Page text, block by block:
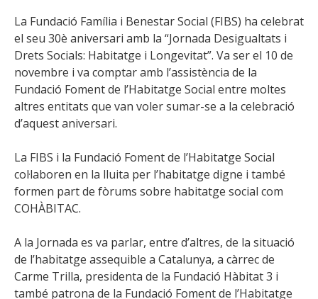
La Fundació Família i Benestar Social (FIBS) ha celebrat
el seu 30è aniversari amb la “Jornada Desigualtats i
Drets Socials: Habitatge i Longevitat”. Va ser el 10 de
novembre i va comptar amb l’assistència de la
Fundació Foment de l’Habitatge Social entre moltes
altres entitats que van voler sumar-se a la celebració
d’aquest aniversari.
La FIBS i la Fundació Foment de l’Habitatge Social
col·laboren en la lluita per l’habitatge digne i també
formen part de fòrums sobre habitatge social com
COHÀBITAC.
A la Jornada es va parlar, entre d’altres, de la situació
de l’habitatge assequible a Catalunya, a càrrec de
Carme Trilla, presidenta de la Fundació Hàbitat 3 i
també patrona de la Fundació Foment de l’Habitatge